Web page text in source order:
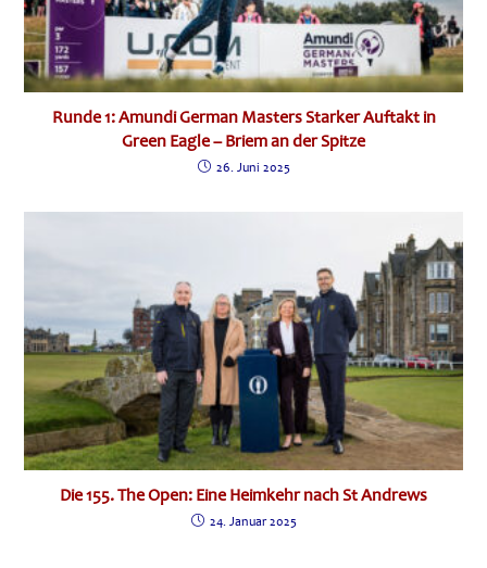
Runde 1: Amundi German Masters Starker Auftakt in
Green Eagle – Briem an der Spitze
26. Juni 2025
Die 155. The Open: Eine Heimkehr nach St Andrews
24. Januar 2025